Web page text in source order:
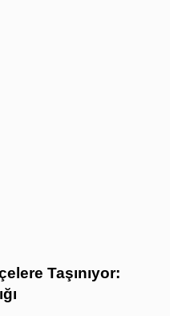
Taşınıyor: